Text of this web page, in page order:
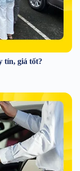
tín, giá tốt?